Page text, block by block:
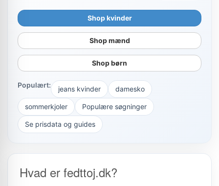
Shop kvinder
Shop mænd
Shop børn
Populært: jeans kvinder damesko
sommerkjoler Populære søgninger
Se prisdata og guides
Hvad er fedttoj.dk?